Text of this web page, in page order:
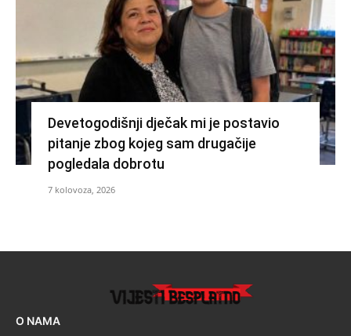
Devetogodišnji dječak mi je postavio
pitanje zbog kojeg sam drugačije
pogledala dobrotu
7 kolovoza, 2026
O NAMA